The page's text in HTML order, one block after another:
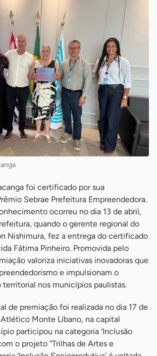
foi certificado por sua
Sebrae Prefeitura Empreendedora.
ocorreu no dia 13 de abril,
quando o gerente regional do
Nishimura, fez a entrega do certificado
Fátima Pinheiro. Promovida pelo
valoriza iniciativas inovadoras que
e impulsionam o
nos municípios paulistas.
de premiação foi realizada no dia 17 de
Monte Líbano, na capital
participou na categoria ‘Inclusão
o projeto “Trilhas de Artes e